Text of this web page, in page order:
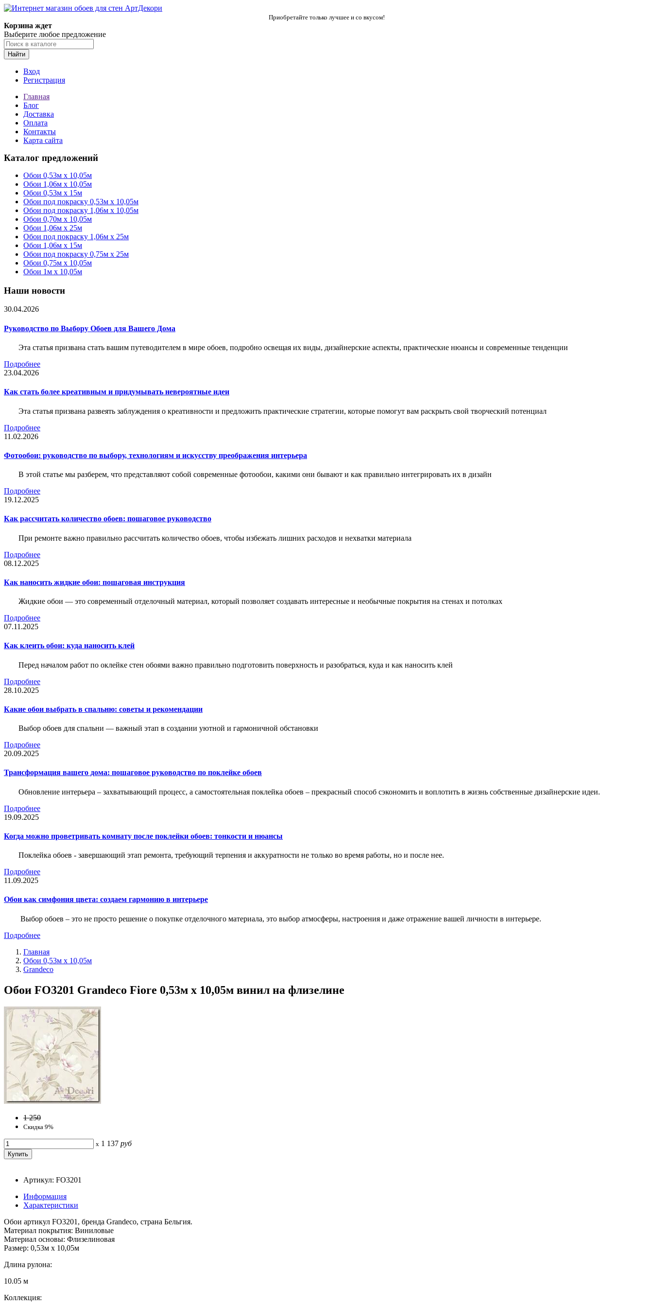
Приобретайте только лучшее и со вкусом!
Корзина ждет
Выберите любое предложение
Найти
Вход
Регистрация
Главная
Блог
Доставка
Оплата
Контакты
Карта сайта
Каталог предложений
Обои 0,53м x 10,05м
Обои 1,06м х 10,05м
Обои 0,53м x 15м
Обои под покраску 0,53м x 10,05м
Обои под покраску 1,06м х 10,05м
Обои 0,70м x 10,05м
Обои 1,06м x 25м
Обои под покраску 1,06м x 25м
Обои 1,06м x 15м
Обои под покраску 0,75м x 25м
Обои 0,75м x 10,05м
Обои 1м х 10,05м
Наши новости
30.04.2026
Руководство по Выбору Обоев для Вашего Дома
Эта статья призвана стать вашим путеводителем в мире обоев, подробно освещая их виды, дизайнерские аспекты, практические нюансы и современные тенденции
Подробнее
23.04.2026
Как стать более креативным и придумывать невероятные идеи
Эта статья призвана развеять заблуждения о креативности и предложить практические стратегии, которые помогут вам раскрыть свой творческий потенциал
Подробнее
11.02.2026
Фотообои: руководство по выбору, технологиям и искусству преображения интерьера
В этой статье мы разберем, что представляют собой современные фотообои, какими они бывают и как правильно интегрировать их в дизайн
Подробнее
19.12.2025
Как рассчитать количество обоев: пошаговое руководство
При ремонте важно правильно рассчитать количество обоев, чтобы избежать лишних расходов и нехватки материала
Подробнее
08.12.2025
Как наносить жидкие обои: пошаговая инструкция
Жидкие обои — это современный отделочный материал, который позволяет создавать интересные и необычные покрытия на стенах и потолках
Подробнее
07.11.2025
Как клеить обои: куда наносить клей
Перед началом работ по оклейке стен обоями важно правильно подготовить поверхность и разобраться, куда и как наносить клей
Подробнее
28.10.2025
Какие обои выбрать в спальню: советы и рекомендации
Выбор обоев для спальни — важный этап в создании уютной и гармоничной обстановки
Подробнее
20.09.2025
Трансформация вашего дома: пошаговое руководство по поклейке обоев
Обновление интерьера – захватывающий процесс, а самостоятельная поклейка обоев – прекрасный способ сэкономить и воплотить в жизнь собственные дизайнерские идеи.
Подробнее
19.09.2025
Когда можно проветривать комнату после поклейки обоев: тонкости и нюансы
Поклейка обоев - завершающий этап ремонта, требующий терпения и аккуратности не только во время работы, но и после нее.
Подробнее
11.09.2025
Обои как симфония цвета: создаем гармонию в интерьере
Выбор обоев – это не просто решение о покупке отделочного материала, это выбор атмосферы, настроения и даже отражение вашей личности в интерьере.
Подробнее
Главная
Обои 0,53м x 10,05м
Grandeco
Обои FO3201 Grandeco Fiore 0,53м x 10,05м винил на флизелине
1 250
Скидка 9%
x 1 137 руб
Артикул: FO3201
Информация
Характеристики
Обои артикул FO3201, бренда Grandeco, страна Бельгия.
Материал покрытия: Виниловые
Материал основы: Флизелиновая
Размер: 0,53м x 10,05м
Длина рулона:
10.05 м
Коллекция: